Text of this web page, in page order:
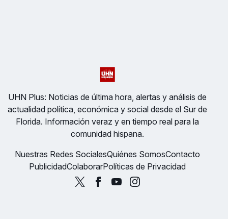
UHN Plus: Noticias de última hora, alertas y análisis de
actualidad política, económica y social desde el Sur de
Florida. Información veraz y en tiempo real para la
comunidad hispana.
Nuestras Redes SocialesQuiénes SomosContacto
PublicidadColaborarPolíticas de Privacidad